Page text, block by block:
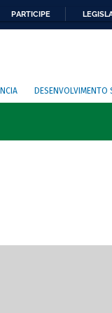
PARTICIPE
DESENVOLVIMENTO